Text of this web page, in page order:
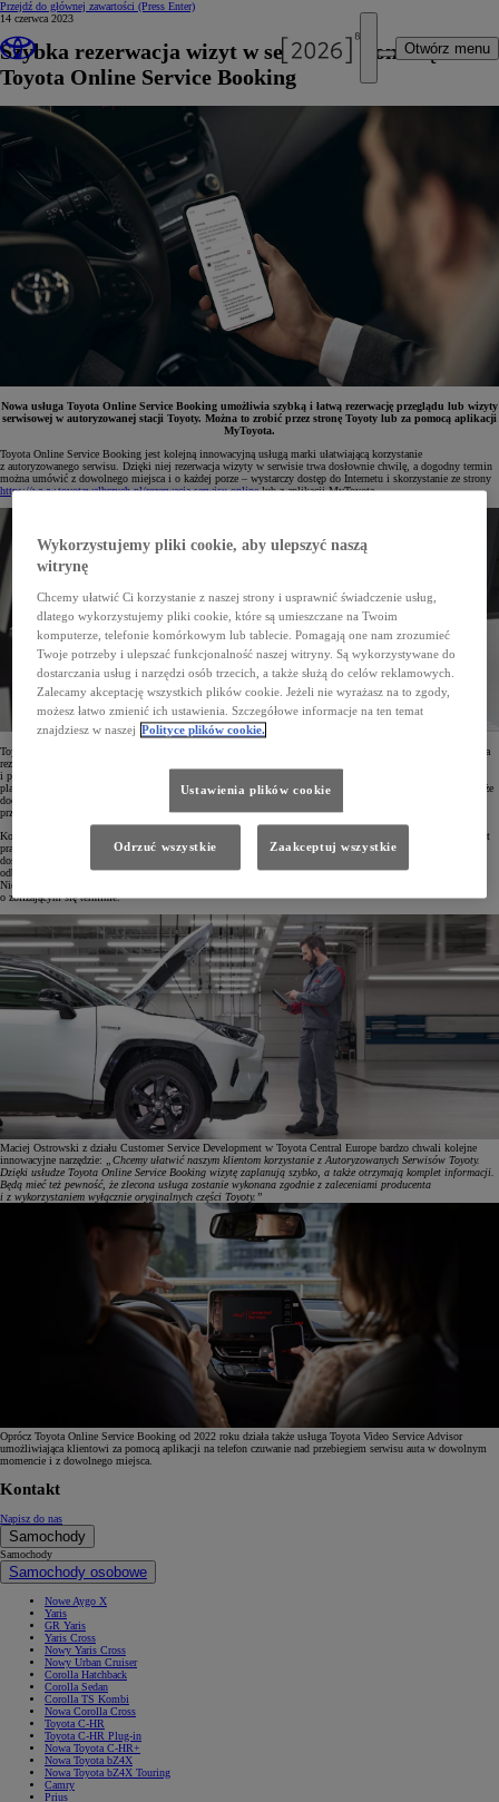
Przejdź do głównej zawartości (Press Enter)
Otwórz menu
14 czerwca 2023
Szybka rezerwacja wizyt w serwisie z pomocą
Toyota Online Service Booking
Nowa usługa Toyota Online Service Booking umożliwia szybką i łatwą rezerwację przeglądu lub wizyty
serwisowej w autoryzowanej stacji Toyoty. Można to zrobić przez stronę Toyoty lub za pomocą aplikacji
MyToyota.
Toyota Online Service Booking jest kolejną innowacyjną usługą marki ułatwiającą korzystanie
z autoryzowanego serwisu. Dzięki niej rezerwacja wizyty w serwisie trwa dosłownie chwilę, a dogodny termin
można umówić z dowolnego miejsca i o każdej porze – wystarczy dostęp do Internetu i skorzystanie ze strony
https://www.toyotawalbrzych.pl/rezerwacja-serwisu-onlinelub z aplikacji MyToyota.
Toyota Online Service Booking działa błyskawicznie i nie wymaga zakładania specjalnego konta. Do złożenia
rezerwacji wystarczą podstawowe dane kontaktowe oraz informacje o aucie, w tym numer rejestracyjny
i przebieg. Drugim krokiem jest wybór serwisu, z którego chcemy skorzystać, a także dzień i godzina
planowanej wizyty. Po automatycznej identyfikacji auta system zasugeruje zakres prac, przy czym Klient może
dodatkowo rozszerzyć zakres przeglądu, a także zdecydować się na wymianę kół lub opon ze zleceniem ich
przechowywania na kolejny sezon.
Korzystając z usługi, natychmiast można poznać szczegółową listę czynności serwisowych, szacunkowy koszt
prac oraz czas trwania przeglądu. Szybki wybór najdogodniejszej daty i godziny wizyty jest możliwy dzięki
dostępowi do wolnych terminów w kalendarzach serwisowych dilerów Toyoty. Potwierdzenie rezerwacji
odbywa się przez kliknięcie w link dostarczony SMS-em lub e-mailem ze szczegółami wybranych usług.
Niedługo przed planowaną wizytą w serwisie Toyota Online Service Booking wyśle także przypomnienie
o zbliżającym się terminie.
Maciej Ostrowski z działu Customer Service Development w Toyota Central Europe bardzo chwali kolejne
innowacyjne narzędzie:
„Chcemy ułatwić naszym klientom korzystanie z Autoryzowanych Serwisów Toyoty.
Dzięki usłudze Toyota Online Service Booking wizytę zaplanują szybko, a także otrzymają komplet informacji.
Będą mieć też pewność, że zlecona usługa zostanie wykonana zgodnie z zaleceniami producenta
i z wykorzystaniem wyłącznie oryginalnych części Toyoty.”
Oprócz Toyota Online Service Booking od 2022 roku działa także usługa Toyota Video Service Advisor
umożliwiająca klientowi za pomocą aplikacji na telefon czuwanie nad przebiegiem serwisu auta w dowolnym
momencie i z dowolnego miejsca.
Kontakt
Napisz do nas
Samochody
Samochody
Samochody osobowe
Nowe Aygo X
Yaris
GR Yaris
Yaris Cross
Nowy Yaris Cross
Nowy Urban Cruiser
Corolla Hatchback
Corolla Sedan
Corolla TS Kombi
Nowa Corolla Cross
Toyota C-HR
Toyota C-HR Plug-in
Nowa Toyota C-HR+
Nowa Toyota bZ4X
Nowa Toyota bZ4X Touring
Camry
Prius
Wykorzystujemy pliki cookie, aby ulepszyć naszą
witrynę
Chcemy ułatwić Ci korzystanie z naszej strony i usprawnić świadczenie usług,
dlatego wykorzystujemy pliki cookie, które są umieszczane na Twoim
komputerze, telefonie komórkowym lub tablecie. Pomagają one nam zrozumieć
Twoje potrzeby i ulepszać funkcjonalność naszej witryny. Są wykorzystywane do
dostarczania usług i narzędzi osób trzecich, a także służą do celów reklamowych.
Zalecamy akceptację wszystkich plików cookie. Jeżeli nie wyrażasz na to zgody,
możesz łatwo zmienić ich ustawienia. Szczegółowe informacje na ten temat
znajdziesz w naszej Polityce plików cookie.
Ustawienia plików cookie
Odrzuć wszystkie Zaakceptuj wszystkie